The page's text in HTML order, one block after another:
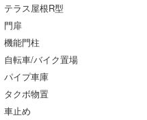
テラス屋根R型
門扉
機能門柱
自転車/バイク置場
パイプ車庫
タクボ物置
車止め